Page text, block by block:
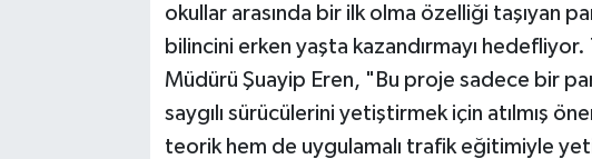
okullar arasında bir ilk olma özelliği taşıyan
bilincini erken yaşta kazandırmayı
Müdürü Şuayip Eren, "Bu proje sadece bir
saygılı sürücülerini yetiştirmek için atılmış
teorik hem de uygulamalı trafik eğitimiyle